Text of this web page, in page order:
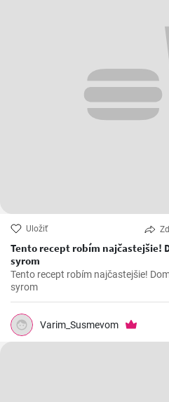
Uložiť
Tento recept robím najčastejšie!
syrom
Tento recept robím najčastejšie!
syrom
Varim_Susmevom